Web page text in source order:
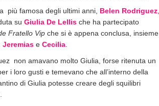
più famosa degli ultimi anni, Belen Rodriguez
su Giulia De Lellis che ha partecipato
Fratello Vip che si è appena conclusa, insieme
Jeremias e Cecilia
non amavano molto Giulia, forse ritenuta un
i loro gusti e temevano che all’interno della
di Giulia potesse creare degli squilibri